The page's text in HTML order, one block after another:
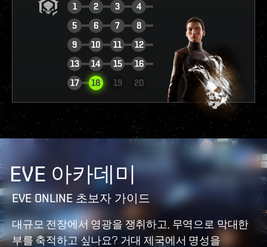
1
2 3
4
5
6 7
8
9
10 11
12
13
14 15
16
17
18 19 20
현황 확인하기
EVE 아카데미
EVE ONLINE 초보자 가이드
대규모 전장에서 영광을 쟁취하고, 무역으로 막대한
부를 축적하고 싶나요? 거대 제국에서 명성을